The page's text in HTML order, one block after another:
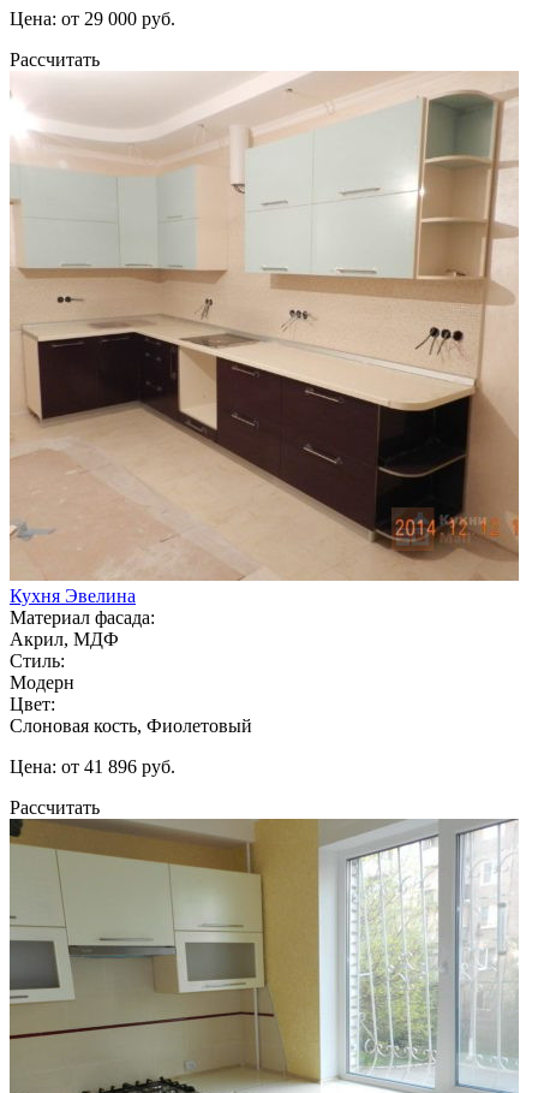
Цена: от 29 000 руб.
Рассчитать
Кухня Эвелина
Материал фасада:
Акрил, МДФ
Стиль:
Модерн
Цвет:
Слоновая кость, Фиолетовый
Цена: от 41 896 руб.
Рассчитать